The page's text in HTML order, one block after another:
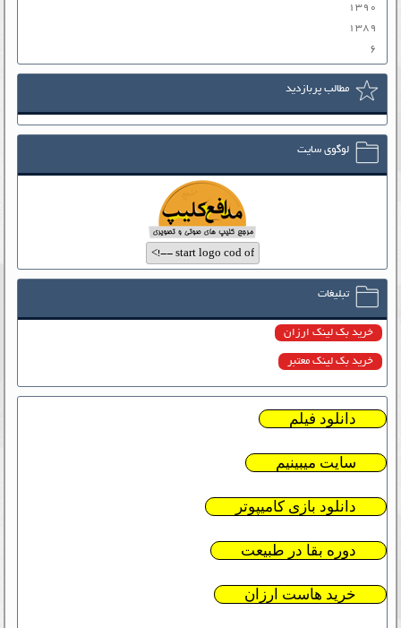
۱۳۹۰
۱۳۸۹
۶
مطالب پربازدید
لوگوی سایت
تبلیغات
خرید بک لینک ارزان
خرید بک لینک معتبر
دانلود فیلم
سایت میبینیم
دانلود بازی کامیپوتر
دوره بقا در طبیعت
خرید هاست ارزان